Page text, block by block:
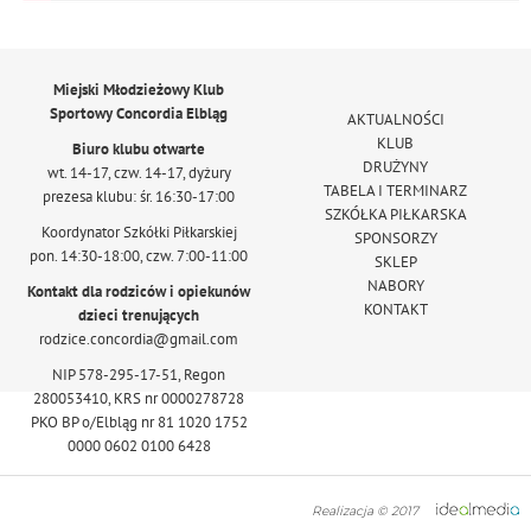
Miejski Młodzieżowy Klub
Sportowy Concordia Elbląg
Biuro klubu otwarte
wt. 14-17, czw. 14-17, dyżury
prezesa klubu: śr. 16:30-17:00
Koordynator Szkółki Piłkarskiej
pon. 14:30-18:00, czw. 7:00-11:00
Kontakt dla rodziców i opiekunów
dzieci trenujących
rodzice.concordia@gmail.com
NIP 578-295-17-51, Regon
280053410, KRS nr 0000278728
PKO BP o/Elbląg nr 81 1020 1752
0000 0602 0100 6428
AKTUALNOŚCI
KLUB
DRUŻYNY
TABELA I TERMINARZ
SZKÓŁKA PIŁKARSKA
SPONSORZY
SKLEP
NABORY
KONTAKT
Realizacja © 2017